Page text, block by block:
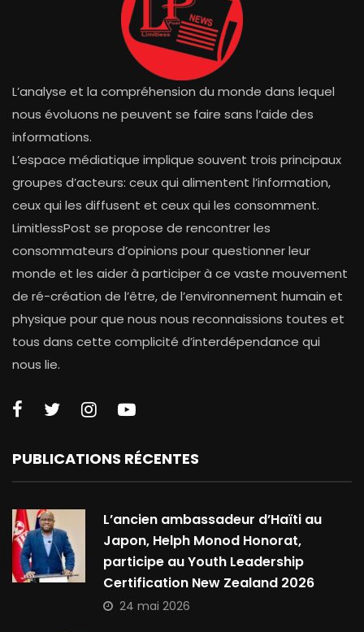
L’analyse et la compréhension du monde dans lequel
nous évoluons ne peuvent se faire sans l’aide des
informations.
L’espace médiatique implique souvent trois principaux
groupes d’acteurs: ceux qui alimentent l’information,
ceux qui les diffusent et ceux qui les consomment.
LimitlessPost se propose de rencontrer les
consommateurs d’opinions pour questionner leur
monde et les aider à participer à ce vaste mouvement
de ré-création de l’être, de l’environnement humain et
physique pour que nous nous reconnaissions toutes et
tous dans cette complicité d’interdépendance qui
nous lie.
PUBLICATIONS RÉCENTES
L’ancien ambassadeur d’Haïti au
Japon, Helph Monod Honorat,
participe au Youth Leadership
Certification New Zealand 2026
24 mai 2026